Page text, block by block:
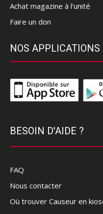
Achat magazine à l'unité
Faire un don
NOS APPLICATIONS
BESOIN D'AIDE ?
FAQ
Nous contacter
Où trouver Causeur en